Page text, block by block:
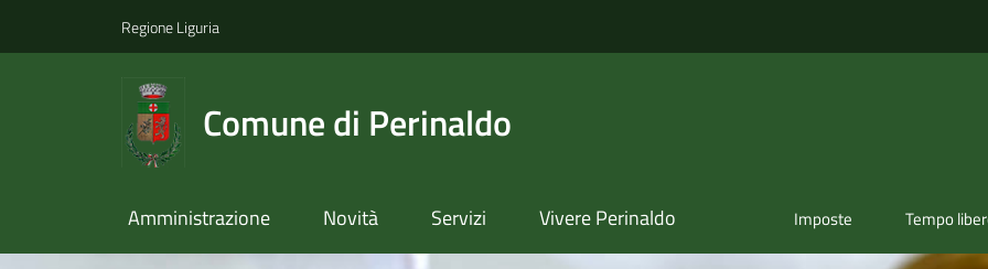
Regione Liguria
Comune di Perinaldo
Amministrazione Novità Servizi Vivere Perinaldo Imposte Tempo